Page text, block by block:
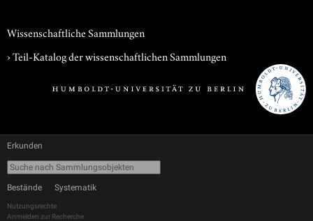
Wissenschaftliche Sammlungen
› Teil-Katalog der wissenschaftlichen Sammlungen
Erkunden
Bestände Systematik
Nutzungsrechte
Anmelden zur Recherche